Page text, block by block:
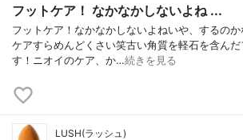
フットケア！ なかなかしないよね ...
フットケア！なかなかしないよねいや、するの
ケアすらめんどくさい笑古い角質を軽石を含ん
す！ニオイのケア、か…続きを見る
LUSH(ラッシュ)